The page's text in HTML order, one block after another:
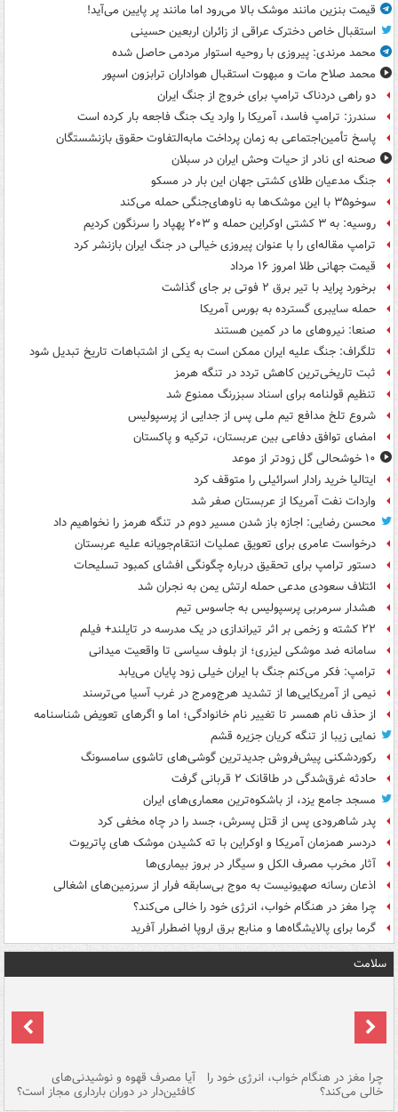
قیمت بنزین مانند موشک بالا می‌رود اما مانند پر پایین می‌آید!
استقبال خاص دخترک عراقی از زائران اربعین حسینی
محمد مرندی: پیروزی با روحیه استوار مردمی حاصل شده
محمد صلاح مات و مبهوت استقبال هواداران ترابزون اسپور
دو راهی دردناک ترامپ برای خروج از جنگ ایران
سندرز: ترامپ فاسد، آمریکا را وارد یک جنگ فاجعه بار کرده است
پاسخ تأمین‌اجتماعی به زمان پرداخت مابه‌التفاوت حقوق بازنشستگان
صحنه ای نادر از حیات وحش ایران در سبلان
جنگ مدعیان طلای کشتی جهان این بار در مسکو
سوخو۳۵ با این موشک‌ها به ناوهای‌جنگی حمله می‌کند
روسیه: به ۳ کشتی اوکراین حمله و ۲۰۳ پهپاد را سرنگون کردیم
ترامپ مقاله‌ای را با عنوان پیروزی خیالی در جنگ ایران بازنشر کرد
قیمت جهانی طلا امروز ۱۶ مرداد
برخورد پراید با تیر برق ۲ فوتی بر جای گذاشت
حمله سایبری گسترده به بورس آمریکا
صنعا: نیروهای ما در کمین‌ هستند
تلگراف: جنگ علیه ایران ممکن است به یکی از اشتباهات تاریخ تبدیل شود
ثبت تاریخی‌ترین کاهش تردد در تنگه هرمز
تنظیم قولنامه برای اسناد سبزرنگ ممنوع شد
شروع تلخ مدافع تیم ملی پس از جدایی از پرسپولیس
امضای توافق دفاعی بین عربستان، ترکیه و پاکستان
۱۰ خوشحالی گل زودتر از موعد
ایتالیا خرید رادار اسرائیلی را متوقف کرد
واردات نفت آمریکا از عربستان صفر شد
محسن رضایی: اجازه باز شدن مسیر دوم در تنگه هرمز را نخواهیم داد
درخواست عامری برای تعویق عملیات انتقام‌جویانه علیه عربستان
دستور ترامپ برای تحقیق درباره چگونگی افشای کمبود تسلیحات
ائتلاف سعودی مدعی حمله ارتش یمن به نجران شد
هشدار سرمربی پرسپولیس به جاسوس تیم
۲۲ کشته و زخمی بر اثر تیراندازی در یک مدرسه در تایلند+ فیلم
سامانه ضد موشکی لیزری؛ از بلوف سیاسی تا واقعیت میدانی
ترامپ: فکر می‌کنم جنگ با ایران خیلی زود پایان می‌یابد
نیمی از آمریکایی‌ها از تشدید هرج‌ومرج در غرب آسیا می‌ترسند
از حذف نام همسر تا تغییر نام خانوادگی؛ اما و اگرهای تعویض شناسنامه
نمایی زیبا از تنگه کریان جزیره قشم
رکوردشکنی پیش‌فروش جدیدترین گوشی‌های تاشوی سامسونگ
حادثه غرق‌شدگی در طاقانک ۲ قربانی گرفت
مسجد جامع یزد، از باشکوه‌ترین معماری‌های ایران
پدر شاهرودی پس از قتل پسرش، جسد را در چاه مخفی کرد
دردسر همزمان آمریکا و اوکراین با ته کشیدن موشک های پاتریوت
آثار مخرب مصرف الکل و سیگار در بروز بیماری‌ها
اذعان رسانه صهیونیست به موج بی‌سابقه فرار از سرزمین‌های اشغالی
چرا مغز در هنگام خواب، انرژی خود را خالی می‌کند؟
گرما برای پالایشگاه‌ها و منابع برق اروپا اضطرار آفرید
سلامت
چرا مغز در هنگام خواب، انرژی خود را
خالی می‌کند؟
آیا مصرف قهوه و نوشیدنی‌های
کافئین‌دار در دوران بارداری مجاز است؟